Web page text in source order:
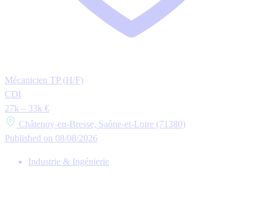
Mécanicien TP (H/F)
CDI
27k – 33k €
Châtenoy-en-Bresse, Saône-et-Loire (71380)
Published on 08/08/2026
Industrie & Ingénierie